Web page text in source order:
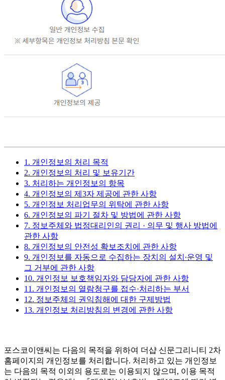
1. 개인정보의 처리 목적
2. 개인정보의 처리 및 보유기간
3. 처리하는 개인정보의 항목
4. 개인정보의 제3자 제공에 관한 사항
5. 개인정보 처리업무의 위탁에 관한 사항
6. 개인정보의 파기 절차 및 방법에 관한 사항
7. 정보주체와 법정대리인의 권리 · 의무 및 행사 방법에
관한 사항
8. 개인정보의 안전성 확보조치에 관한 사항
9. 개인정보를 자동으로 수집하는 장치의 설치∙운영 및
그 거부에 관한 사항
10. 개인정보 보호책임자와 담당자에 관한 사항
11. 개인정보의 열람청구를 접수·처리하는 부서
12. 정보주체의 권익침해에 대한 구제방법
13. 개인정보 처리방침의 변경에 관한 사항
포스코이앤씨는 다음의 목적을 위하여 더샵 신문그리니티 2차
홈페이지의 개인정보를 처리합니다. 처리하고 있는 개인정보
는 다음의 목적 이외의 용도로는 이용되지 않으며, 이용 목적